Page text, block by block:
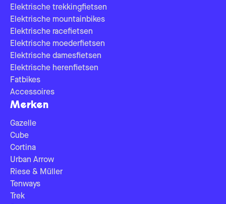
Elektrische trekkingfietsen
Elektrische mountainbikes
Elektrische racefietsen
Elektrische moederfietsen
Elektrische damesfietsen
Elektrische herenfietsen
Fatbikes
Accessoires
Merken
Gazelle
Cube
Cortina
Urban Arrow
Riese & Müller
Tenways
Trek